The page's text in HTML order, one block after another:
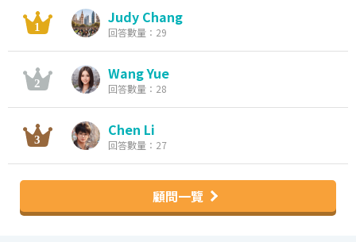
Judy Chang
回答數量：29
Wang Yue
回答數量：28
Chen Li
回答數量：27
顧問一覽